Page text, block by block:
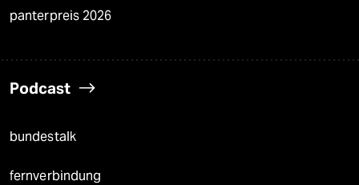
panterpreis 2026
Podcast
bundestalk
fernverbindung